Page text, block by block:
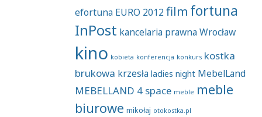
efortuna EURO 2012film fortuna
InPost kancelaria prawna Wrocław
kino kobieta konferencja konkurs kostka
brukowa krzesła ladies night MebelLand
MEBELLAND 4 space meble meble
biurowe mikołaj otokostka.pl